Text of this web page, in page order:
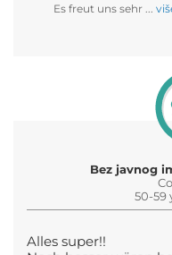
Es freut uns sehr ...
Bez javnog
50-59
Alles super!!